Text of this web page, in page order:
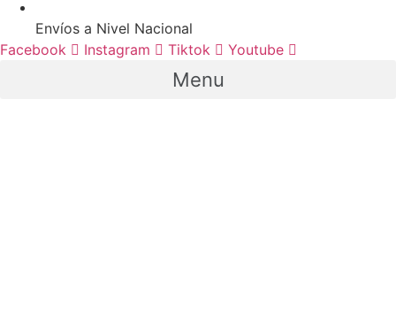
Envíos a Nivel Nacional
Facebook
Instagram Tiktok Youtube
Menu